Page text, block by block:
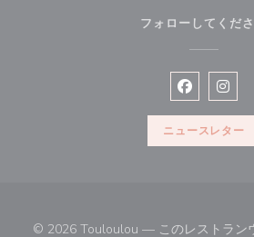
フォローしてくだ
Facebook
ニュースレター
© 2026 Touloulou — このレストラン